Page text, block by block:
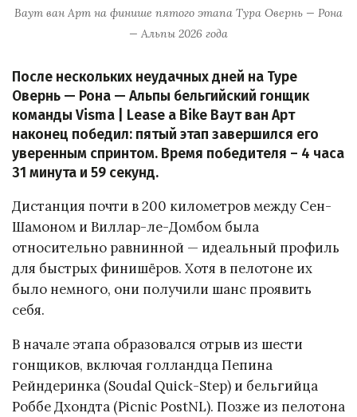
Ваут ван Арт на финише пятого этапа Тура Овернь — Рона
— Альпы 2026 года
После нескольких неудачных дней на Туре
Овернь — Рона — Альпы бельгийский гонщик
команды Visma | Lease a Bike Ваут ван Арт
наконец победил: пятый этап завершился его
уверенным спринтом. Время победителя – 4 часа
31 минута и 59 секунд.
Дистанция почти в 200 километров между Сен-
Шамоном и Виллар-ле-Домбом была
относительно равнинной — идеальный профиль
для быстрых финишёров. Хотя в пелотоне их
было немного, они получили шанс проявить
себя.
В начале этапа образовался отрыв из шести
гонщиков, включая голландца Пепина
Рейндеринка (Soudal Quick-Step) и бельгийца
Роббе Дхондта (Picnic PostNL). Позже из пелотона